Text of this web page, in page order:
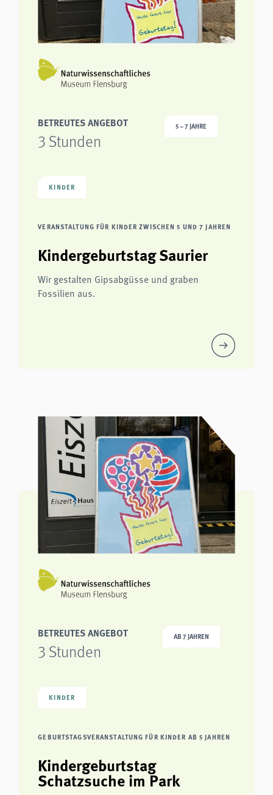
BETREUTES ANGEBOT
3 Stunden
5 – 7 JAHRE
KINDER
VERANSTALTUNG FÜR KINDER ZWISCHEN 5 UND 7 JAHREN
Kindergeburtstag Saurier
Wir gestalten Gipsabgüsse und graben
Fossilien aus.
BETREUTES ANGEBOT
3 Stunden
AB 7 JAHREN
KINDER
GEBURTSTAGSVERANSTALTUNG FÜR KINDER AB 5 JAHREN
Kindergeburtstag
Schatzsuche im Park